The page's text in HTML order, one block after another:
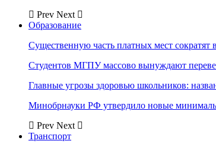
Prev Next
Образование
Существенную часть платных мест сократят
Студентов МГПУ массово вынуждают
Главные угрозы здоровью школьников:
Минобрнауки РФ утвердило новые
Prev Next
Транспорт